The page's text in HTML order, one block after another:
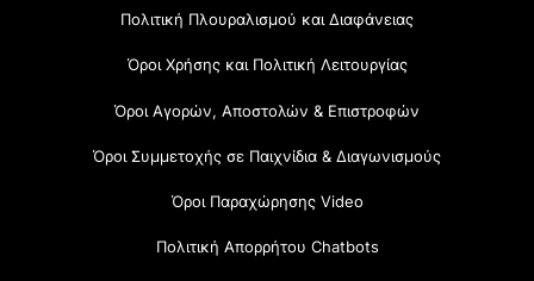
Πολιτική Πλουραλισμού και Διαφάνειας
Όροι Χρήσης και Πολιτική Λειτουργίας
Όροι Αγορών, Αποστολών & Επιστροφών
Όροι Συμμετοχής σε Παιχνίδια & Διαγωνισμούς
Όροι Παραχώρησης Video
Πολιτική Απορρήτου Chatbots